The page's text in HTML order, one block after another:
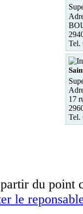
Tel.
17
Tel.
du point
le